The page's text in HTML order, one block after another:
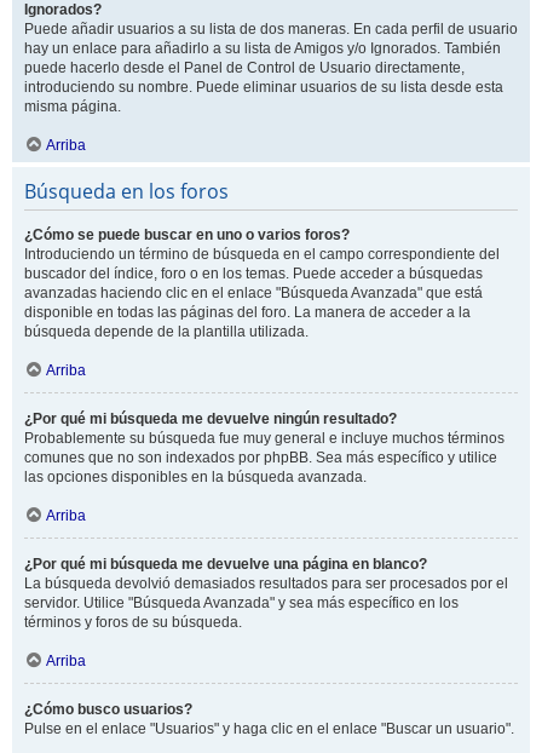
Ignorados?
Puede añadir usuarios a su lista de dos maneras. En cada perfil de usuario
hay un enlace para añadirlo a su lista de Amigos y/o Ignorados. También
puede hacerlo desde el Panel de Control de Usuario directamente,
introduciendo su nombre. Puede eliminar usuarios de su lista desde esta
misma página.
Arriba
Búsqueda en los foros
¿Cómo se puede buscar en uno o varios foros?
Introduciendo un término de búsqueda en el campo correspondiente del
buscador del índice, foro o en los temas. Puede acceder a búsquedas
avanzadas haciendo clic en el enlace "Búsqueda Avanzada" que está
disponible en todas las páginas del foro. La manera de acceder a la
búsqueda depende de la plantilla utilizada.
Arriba
¿Por qué mi búsqueda me devuelve ningún resultado?
Probablemente su búsqueda fue muy general e incluye muchos términos
comunes que no son indexados por phpBB. Sea más específico y utilice
las opciones disponibles en la búsqueda avanzada.
Arriba
¿Por qué mi búsqueda me devuelve una página en blanco?
La búsqueda devolvió demasiados resultados para ser procesados por el
servidor. Utilice "Búsqueda Avanzada" y sea más específico en los
términos y foros de su búsqueda.
Arriba
¿Cómo busco usuarios?
Pulse en el enlace "Usuarios" y haga clic en el enlace "Buscar un usuario".